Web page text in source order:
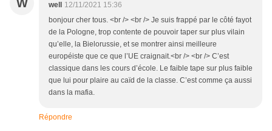
W well
12/11/2021 15:36
bonjour cher tous. <br /> <br /> Je suis frappé par le côté fayot
de la Pologne, trop contente de pouvoir taper sur plus vilain
qu’elle, la Bielorussie, et se montrer ainsi meilleure
européiste que ce que l’UE craignait.<br /> <br /> C’est
classique dans les cours d’école. Le faible tape sur plus faible
que lui pour plaire au caïd de la classe. C’est comme ça aussi
dans la mafia.
Répondre